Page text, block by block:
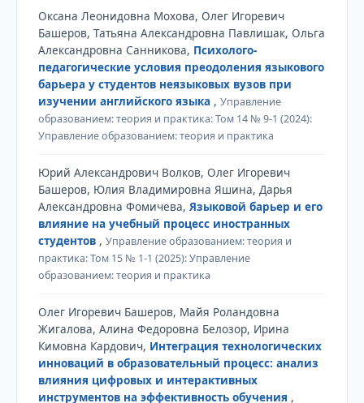
Оксана Леонидовна Мохова, Олег Игоревич
Башеров, Татьяна Александровна Павлишак, Ольга
Александровна Санникова, Психолого-
педагогические условия преодоления языкового
барьера у студентов неязыковых вузов при
изучении английского языка , Управление
образованием: теория и практика: Том 14 № 9-1 (2024):
Управление образованием: теория и практика
Юрий Александрович Волков, Олег Игоревич
Башеров, Юлия Владимировна Яшина, Дарья
Александровна Фомичева, Языковой барьер и его
влияние на учебный процесс иностранных
студентов , Управление образованием: теория и
практика: Том 15 № 1-1 (2025): Управление
образованием: теория и практика
Олег Игоревич Башеров, Майя Роландовна
Жигалова, Алина Федоровна Белозор, Ирина
Кимовна Кардович, Интеграция технологических
инноваций в образовательный процесс: анализ
влияния цифровых и интерактивных
инструментов на эффективность обучения ,